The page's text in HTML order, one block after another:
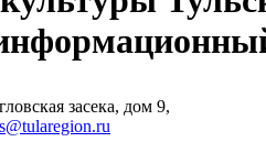
засека, дом 9,